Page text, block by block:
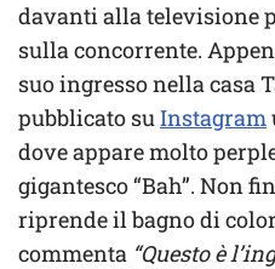
davanti alla televisione
sulla concorrente.
suo ingresso nella casa
pubblicato suInstagram
dove appare molto
gigantesco “Bah”. Non
riprende il bagno di
commenta “Questo è